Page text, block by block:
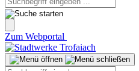
Zum Webportal